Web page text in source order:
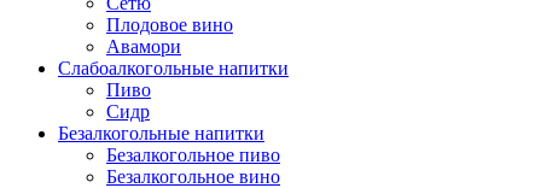
Плодовое вино
Авамори
Слабоалкогольные напитки
Пиво
Сидр
Безалкогольные напитки
Безалкогольное пиво
Безалкогольное вино